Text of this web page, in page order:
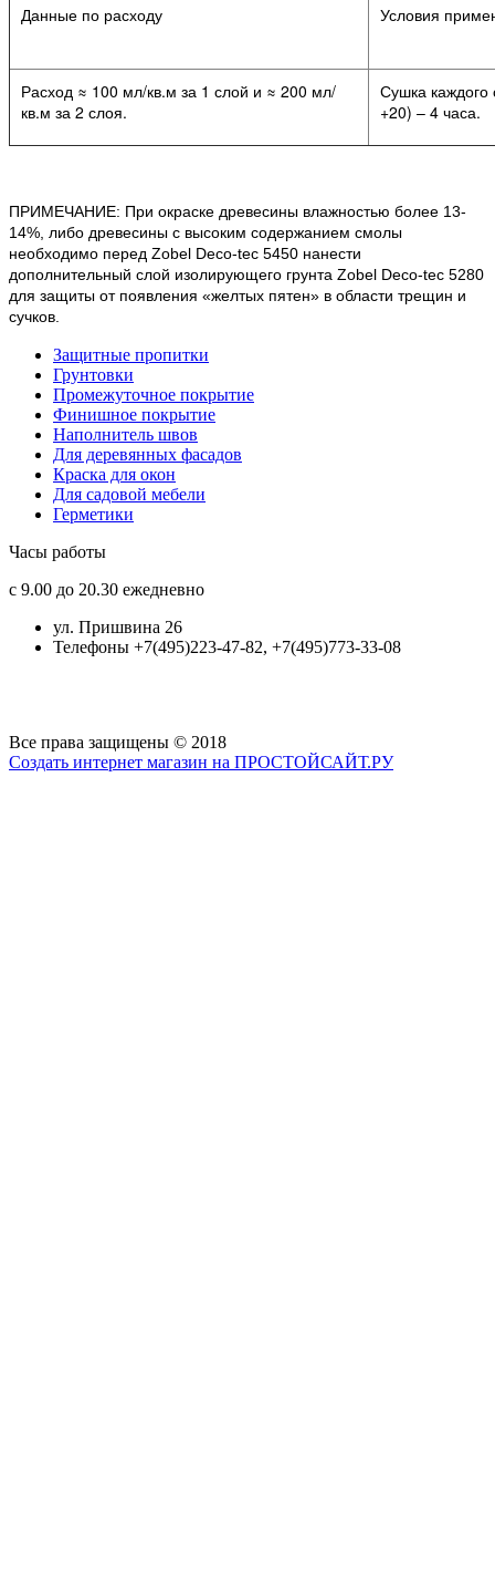
Данные по расходу Условия
Расход ≈ 100 мл/кв.м за 1 слой и ≈ 200 мл/
кв.м за 2 слоя.
Сушка каждого
+20) – 4 часа.
ПРИМЕЧАНИЕ: При окраске древесины влажностью более 13-
14%, либо древесины с высоким содержанием смолы
необходимо перед Zobel Deco-tec 5450 нанести
дополнительный слой изолирующего грунта Zobel Deco-tec 5280
для защиты от появления «желтых пятен» в области трещин и
сучков.
Защитные пропитки
Грунтовки
Промежуточное покрытие
Финишное покрытие
Наполнитель швов
Для деревянных фасадов
Краска для окон
Для садовой мебели
Герметики
Часы работы
с 9.00 до 20.30 ежедневно
ул. Пришвина 26
Телефоны +7(495)223-47-82, +7(495)773-33-08
Все права защищены © 2018
Создать интернет магазин на ПРОСТОЙСАЙТ.РУ